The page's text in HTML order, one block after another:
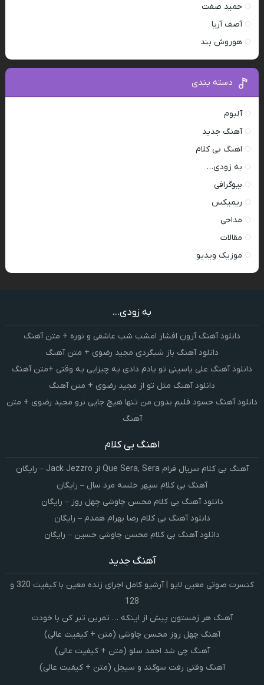
حمید صفت
آصف آریا
هوروش بند
دسته بندی
آلبوم
آهنگ جدید
اهنگ بی کلام
به زودی…
بیوگرافی
ریمیکس
مداحی
مقالات
موزیک ویدیو
به زودی...
دانلود آهنگ آرون افشار امشب شب عاشقی و نوره + متن آهنگ
دانلود آهنگ باز شبگردی مجید رضوی + متن آهنگ
دانلود آهنگ علی یاسینی تو یادم دادی یه چیزایی یه وقتی +متن آهنگ
دانلود آهنگ مثل تو از مجید رضوی + متن آهنگ
دانلود آهنگ حسود قلبم بدون من تنها هیچ جایی نرو مجید رضوی + متن
آهنگ
اهنگ بی کلام
آهنگ بی کلام سریال فرام Que Sera, Sera از Jack Jezzro – رایگان
آهنگ بی کلام سپهر خلسه مرد سال – رایگان
دانلود آهنگ بی کلام محسن چاوشی چهل روز – رایگان
دانلود آهنگ بی کلام رضا بهرام همدم – رایگان
دانلود آهنگ بی کلام محسن چاوشی حسین – رایگان
آهنگ جدید
کنسرت صوتی معین لایو | آرشیو کامل اجرای زنده معین با کیفیت 320 و
128
آهنگ هر زمستون پیش از اینکه … تمرین تبر کن با خودت
آهنگ چهل روز محسن چاوشی (متن + کیفیت عالی)
آهنگ چی شد احمد سلو (متن + کیفیت عالی)
آهنگ وقتی رفت سوگند و سیجل (متن + کیفیت عالی)